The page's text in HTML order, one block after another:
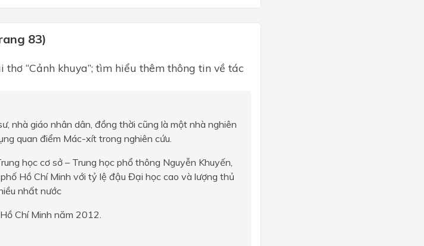
83)
“Cảnh khuya”; tìm hiểu thêm thông tin về tác
nhà giáo nhân dân, đồng thời cũng là một nhà nghiên
quan điểm Mác-xít trong nghiên cứu.
học cơ sở – Trung học phổ thông Nguyễn Khuyến,
Hồ Chí Minh với tỷ lệ đậu Đại học cao và lượng thủ
nhất nước
Chí Minh năm 2012.